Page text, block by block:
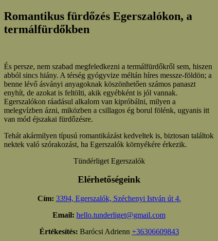
Romantikus fürdőzés Egerszalókon, a
termálfürdőkben
És persze, nem szabad megfeledkezni a termálfürdőkről sem, hiszen
abból sincs hiány. A térség gyógyvize méltán híres messze-földön; a
benne lévő ásványi anyagoknak köszönhetően számos panaszt
enyhít, de azokat is feltölti, akik egyébként is jól vannak.
Egerszalókon ráadásul alkalom van kipróbálni, milyen a
melegvízben ázni, miközben a csillagos ég borul fölénk, ugyanis itt
van mód éjszakai fürdőzésre.
Tehát akármilyen típusú romantikázást kedveltek is, biztosan találtok
nektek való szórakozást, ha Egerszalók környékére érkezik.
Tündérliget Egerszalók
Elérhetőségeink
Cím: 3394, Egerszalók, Széchenyi István út 4.
Email: hello.tunderliget@gmail.com
Értékesítés: Barócsi Adrienn +36306609843